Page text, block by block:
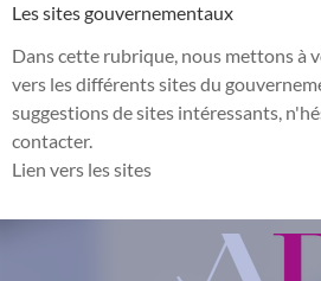
Les sites gouvernementaux
Dans cette rubrique, nous mettons à
vers les différents sites du
suggestions de sites intéressants,
contacter.
Lien vers les sites